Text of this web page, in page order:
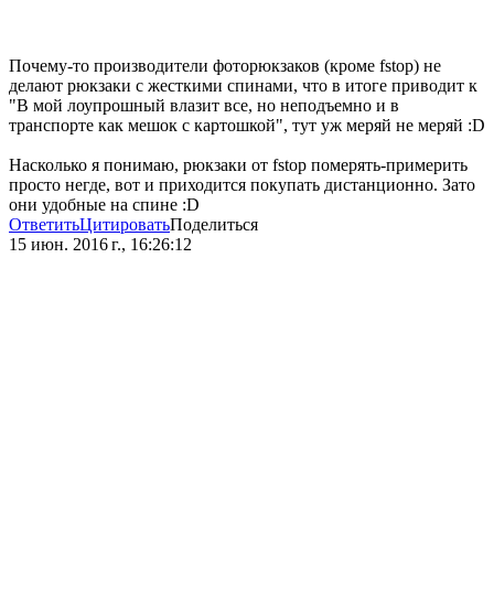
Почему-то производители фоторюкзаков (кроме fstop) не
делают рюкзаки с жесткими спинами, что в итоге приводит к
"В мой лоупрошный влазит все, но неподъемно и в
транспорте как мешок с картошкой", тут уж меряй не меряй :D
Насколько я понимаю, рюкзаки от fstop померять-примерить
просто негде, вот и приходится покупать дистанционно. Зато
они удобные на спине :D
ОтветитьЦитироватьПоделиться
15 июн. 2016 г., 16:26:12